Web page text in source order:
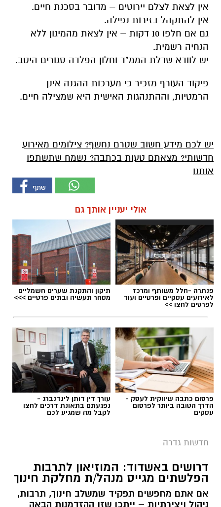
אין לצאת לצלם יירוטים – מדובר בסכנת חיים.
אין להתקהל בזירות נפילה.
גם אם חלפו 10 דקות – אין לצאת מהמיגון ללא
הנחיה רשמית.
יש לוודא שדלת הממ”ד וחלון הפלדה סגורים היטב.
פיקוד העורף מזכיר כי מערכות ההגנה אינן
הרמטיות, וההתנהגות האישית היא שמצילה חיים.
יש לכם מידע חשוב שטרם נחשף? צילומים מאירוע
חדשותי? מצאתם טעות בכתבה? נשמח שתשתפו
אותנו
אולי יעניין אותך גם
פנתרה -חלל משותף ומרכז
לאירועים עסקיים ופרטיים ועוד
לפרטים לחצו >>
תיקון והתקנת שערים חשמליים
מסחר תעשיה ובתים פרטיים >>>
פרסום כתבה שיווקית לעסק -
הדרך הטובה ביותר לפרסום
עסקים
עורך דין דותן לינדנברג -
נפגעתם בתאונת דרכים לחצו
לקבל מה שמגיע לכם
חדשות גדרה
דרושים באשדוד: המוזיאון לתרבות
הפלשתים מגייס מנהל/ת מחלקת חינוך
אם אתם מחפשים תפקיד שמשלב חינוך, תרבות,